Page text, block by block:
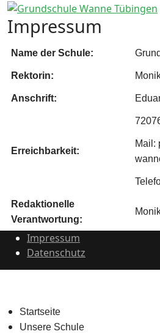
Impressum
Name der Schule:
Rektorin:
Anschrift:
Erreichbarkeit:
Mail:
Redaktionelle
Verantwortung:
Impressum
Datenschutz
Startseite
Unsere Schule